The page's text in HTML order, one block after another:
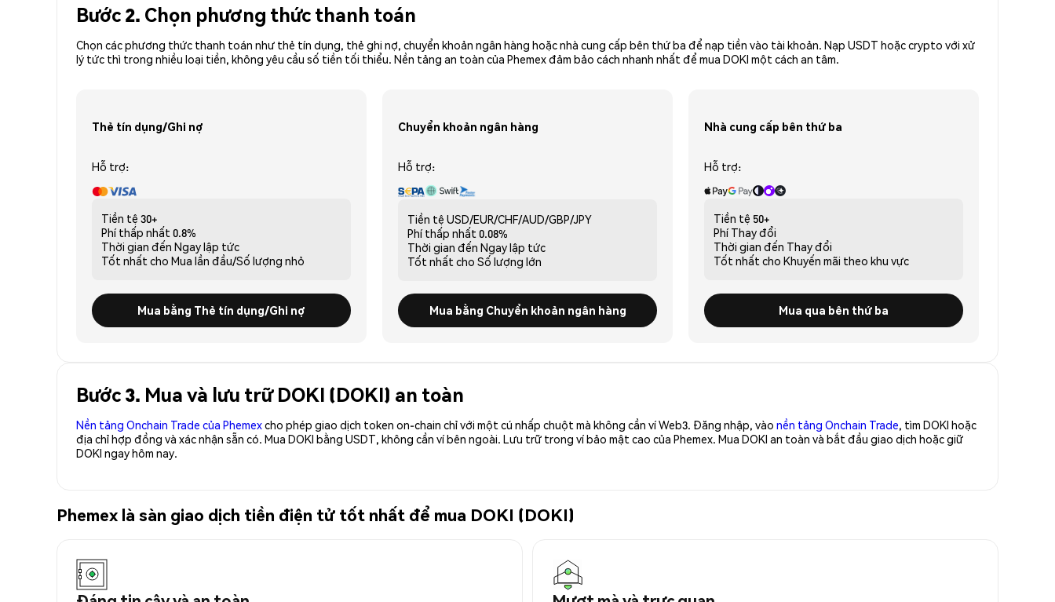
Bước 2. Chọn phương thức thanh toán
Chọn các phương thức thanh toán như thẻ tín dụng, thẻ ghi nợ, chuyển khoản ngân hàng hoặc nhà cung cấp bên thứ ba để nạp tiền vào tài khoản. Nạp USDT hoặc crypto với xử
lý tức thì trong nhiều loại tiền, không yêu cầu số tiền tối thiểu. Nền tảng an toàn của Phemex đảm bảo cách nhanh nhất để mua DOKI một cách an tâm.
Thẻ tín dụng/Ghi nợ
Hỗ trợ:
Tiền tệ 30+
Phí thấp nhất 0.8%
Thời gian đến Ngay lập tức
Tốt nhất cho Mua lần đầu/Số lượng nhỏ
Mua bằng Thẻ tín dụng/Ghi nợ
Chuyển khoản ngân hàng
Hỗ trợ:
Tiền tệ USD/EUR/CHF/AUD/GBP/JPY
Phí thấp nhất 0.08%
Thời gian đến Ngay lập tức
Tốt nhất cho Số lượng lớn
Mua bằng Chuyển khoản ngân hàng
Nhà cung cấp bên thứ ba
Hỗ trợ:
Tiền tệ 50+
Phí Thay đổi
Thời gian đến Thay đổi
Tốt nhất cho Khuyến mãi theo khu vực
Mua qua bên thứ ba
Bước 3. Mua và lưu trữ DOKI (DOKI) an toàn
Nền tảng Onchain Trade của Phemexcho phép giao dịch token on-chain chỉ với một cú nhấp chuột mà không cần ví Web3. Đăng nhập, vào nền tảng Onchain Trade, tìm DOKI hoặc
địa chỉ hợp đồng và xác nhận sẵn có. Mua DOKI bằng USDT, không cần ví bên ngoài. Lưu trữ trong ví bảo mật cao của Phemex. Mua DOKI an toàn và bắt đầu giao dịch hoặc giữ
DOKI ngay hôm nay.
Phemex là sàn giao dịch tiền điện tử tốt nhất để mua DOKI (DOKI)